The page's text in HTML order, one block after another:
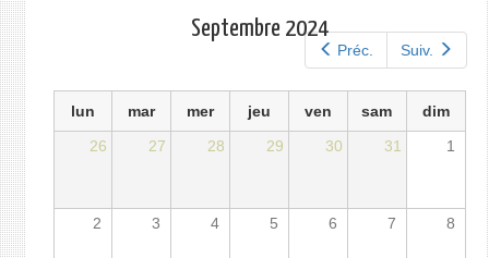
principaux
Préc. Suiv.
Septembre 2024
lun mar mer jeu ven sam
dim
26
27 28 29 30 31 1
2 3 4 5 6 7 8